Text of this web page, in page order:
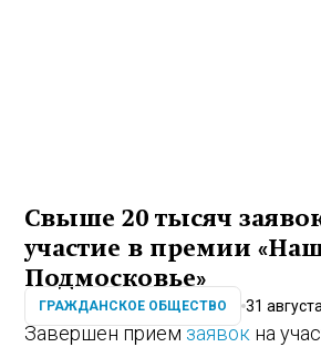
Свыше 20 тысяч
участие в премии
Подмосковье»
ГРАЖДАНСКОЕ ОБЩЕСТВО 31
Завершен приемзаявок на